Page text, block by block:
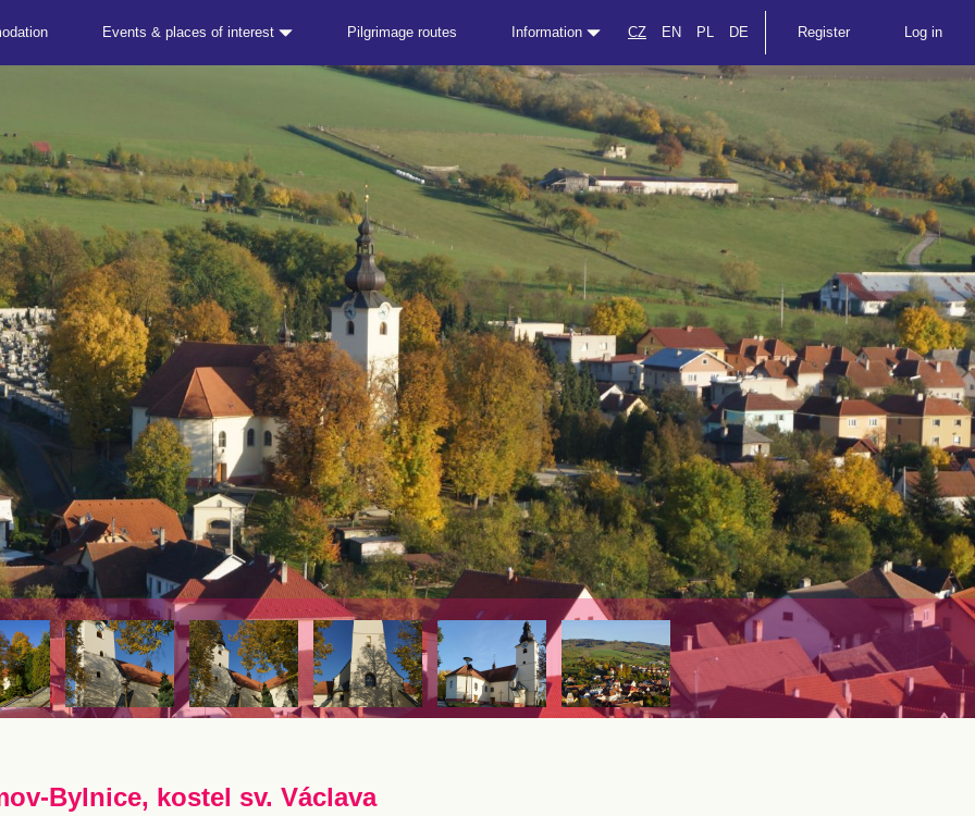
Events & places of interest Pilgrimage routes Information CZ EN PL DE Register Log in
Bylnice, kostel sv. Václava